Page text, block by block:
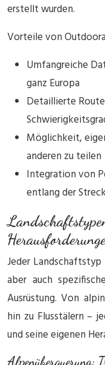
erstellt wurden.
Vorteile von
Umfangreiche
ganz Europa
Detaillierte
Möglichkeit,
anderen zu teilen
Integration von
entlang der
Jeder
aber auch
Ausrüstung. Von
hin zu Flusstälern –
und seine eigenen
Alpenüberquerung: